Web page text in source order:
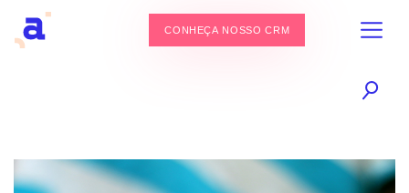
CONHEÇA NOSSO CRM